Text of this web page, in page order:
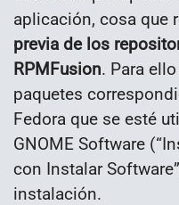
aplicación, cosa que
previa de los
RPMFusion. Para
paquetes
Fedora que se esté
GNOME Software
con Instalar
instalación.